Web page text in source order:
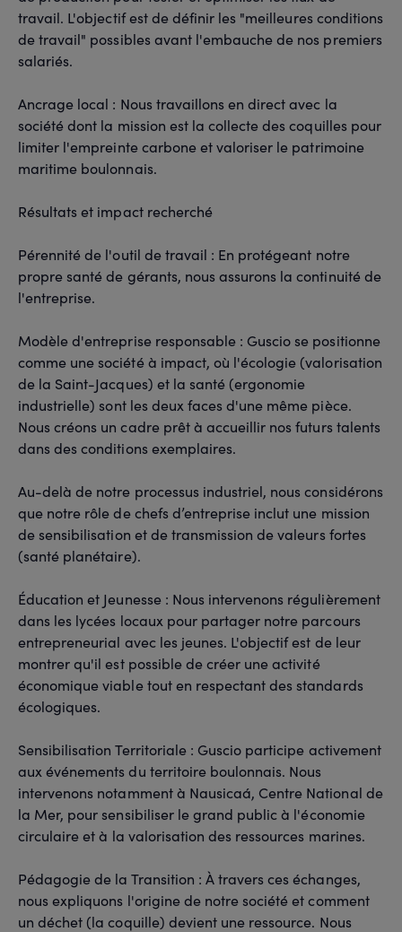
travail. L'objectif est de définir les "meilleures conditions
de travail" possibles avant l'embauche de nos premiers
salariés.
Ancrage local : Nous travaillons en direct avec la
société dont la mission est la collecte des coquilles pour
limiter l'empreinte carbone et valoriser le patrimoine
maritime boulonnais.
Résultats et impact recherché
Pérennité de l'outil de travail : En protégeant notre
propre santé de gérants, nous assurons la continuité de
l'entreprise.
Modèle d'entreprise responsable : Guscio se positionne
comme une société à impact, où l'écologie (valorisation
de la Saint-Jacques) et la santé (ergonomie
industrielle) sont les deux faces d'une même pièce.
Nous créons un cadre prêt à accueillir nos futurs talents
dans des conditions exemplaires.
Au-delà de notre processus industriel, nous considérons
que notre rôle de chefs d’entreprise inclut une mission
de sensibilisation et de transmission de valeurs fortes
(santé planétaire).
Éducation et Jeunesse : Nous intervenons régulièrement
dans les lycées locaux pour partager notre parcours
entrepreneurial avec les jeunes. L'objectif est de leur
montrer qu'il est possible de créer une activité
économique viable tout en respectant des standards
écologiques.
Sensibilisation Territoriale : Guscio participe activement
aux événements du territoire boulonnais. Nous
intervenons notamment à Nausicaá, Centre National de
la Mer, pour sensibiliser le grand public à l'économie
circulaire et à la valorisation des ressources marines.
Pédagogie de la Transition : À travers ces échanges,
nous expliquons l'origine de notre société et comment
un déchet (la coquille) devient une ressource. Nous